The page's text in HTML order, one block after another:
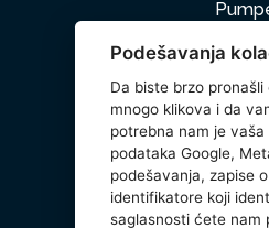
Kućni
Podešavanja
Da biste brzo
mnogo klikova i da
potrebna nam je vaša
podataka Google,
podešavanja, zapise
identifikatore koji
saglasnosti ćete nam